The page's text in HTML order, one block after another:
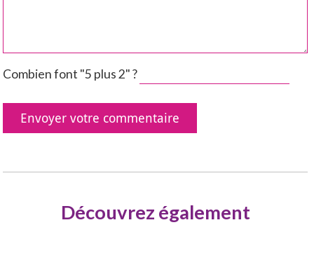
Combien font "5 plus 2" ?
Découvrez également